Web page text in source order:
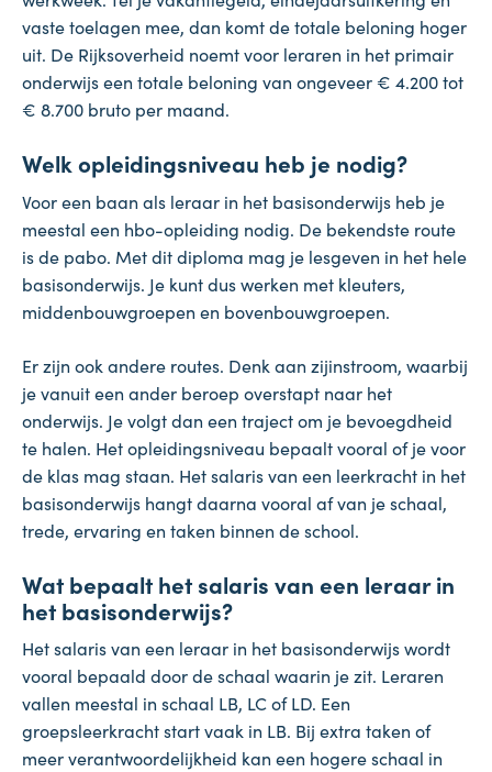
vaste toelagen mee, dan komt de totale beloning hoger
uit. De Rijksoverheid noemt voor leraren in het primair
onderwijs een totale beloning van ongeveer € 4.200 tot
€ 8.700 bruto per maand.
Welk opleidingsniveau heb je nodig?
Voor een baan als leraar in het basisonderwijs heb je
meestal een hbo-opleiding nodig. De bekendste route
is de pabo. Met dit diploma mag je lesgeven in het hele
basisonderwijs. Je kunt dus werken met kleuters,
middenbouwgroepen en bovenbouwgroepen.
Er zijn ook andere routes. Denk aan zijinstroom, waarbij
je vanuit een ander beroep overstapt naar het
onderwijs. Je volgt dan een traject om je bevoegdheid
te halen. Het opleidingsniveau bepaalt vooral of je voor
de klas mag staan. Het salaris van een leerkracht in het
basisonderwijs hangt daarna vooral af van je schaal,
trede, ervaring en taken binnen de school.
Wat bepaalt het salaris van een leraar in
het basisonderwijs?
Het salaris van een leraar in het basisonderwijs wordt
vooral bepaald door de schaal waarin je zit. Leraren
vallen meestal in schaal LB, LC of LD. Een
groepsleerkracht start vaak in LB. Bij extra taken of
meer verantwoordelijkheid kan een hogere schaal in